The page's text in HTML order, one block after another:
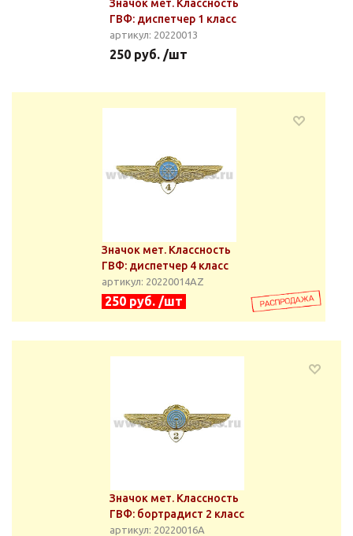
Значок мет. Классность
ГВФ: диспетчер 1 класс
артикул: 20220013
250 руб. /шт
Значок мет. Классность
ГВФ: диспетчер 4 класс
артикул: 20220014АZ
250 руб. /шт
Значок мет. Классность
ГВФ: бортрадист 2 класс
артикул: 20220016А